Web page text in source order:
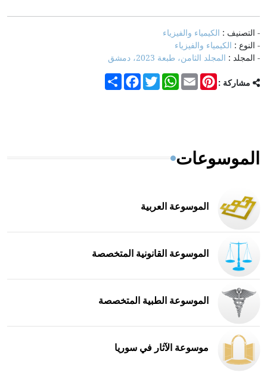
- التصنيف : الكيمياء والفيزياء
- النوع : الكيمياء والفيزياء
- المجلد : المجلد الثامن، طبعة 2023، دمشق
مشاركة : Share
FacebookTwitter
WhatsAppEmail
Pinterest
الموسوعات
الموسوعة العربية
الموسوعة القانونية المتخصصة
الموسوعة الطبية المتخصصة
موسوعة الآثار في سوريا